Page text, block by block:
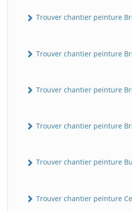
Trouver chantier peinture
Trouver chantier peinture
Trouver chantier peinture
Trouver chantier peinture
Trouver chantier peinture
Trouver chantier peinture